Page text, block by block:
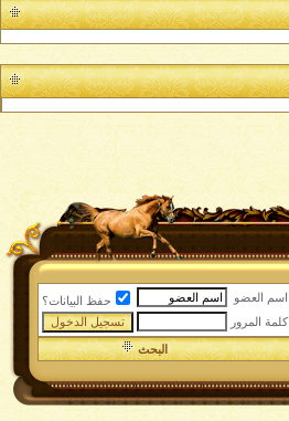
اسم العضو
حفظ البيانات؟
كلمة المرور
البحث